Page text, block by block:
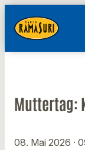
Muttertag:
08. Mai 2026 ·